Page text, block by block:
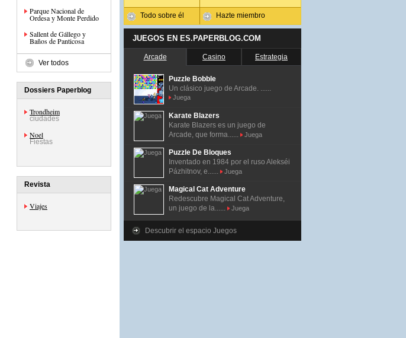
Parque Nacional de
Ordesa y Monte Perdido
Sallent de Gállego y
Baños de Panticosa
Ver todos
Dossiers Paperblog
Trondheim
ciudades
Noel
Fiestas
Revista
Viajes
Todo sobre él Hazte miembro
JUEGOS EN ES.PAPERBLOG.COM
Arcade Casino Estrategia
Puzzle Bobble
Un clásico juego de Arcade. ......
Juega
Karate Blazers
Karate Blazers es un juego de
Arcade, que forma......
Juega
Puzzle De Bloques
Inventado en 1984 por el ruso Alekséi
Pázhitnov, e......
Juega
Magical Cat Adventure
Redescubre Magical Cat Adventure,
un juego de la......
Juega
Descubrir el espacio Juegos